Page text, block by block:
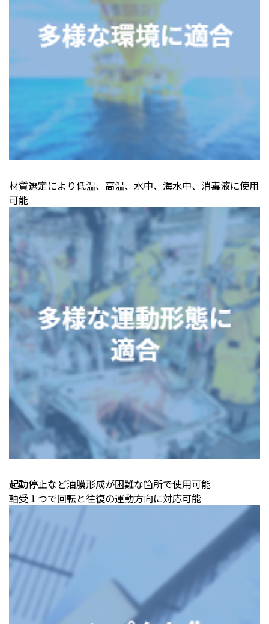
材質選定により低温、高温、水中、海水中、消毒液に使用
可能
起動停止など油膜形成が困難な箇所で使用可能
軸受１つで回転と往復の運動方向に対応可能